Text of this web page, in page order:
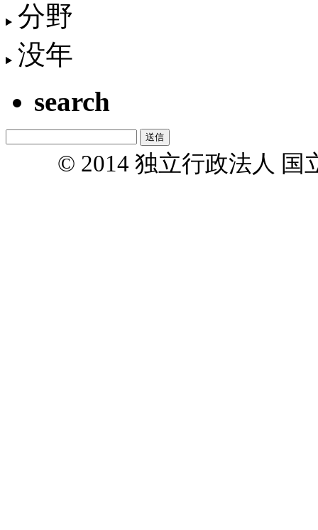
分野
没年
search
© 2014 独立行政法人 国